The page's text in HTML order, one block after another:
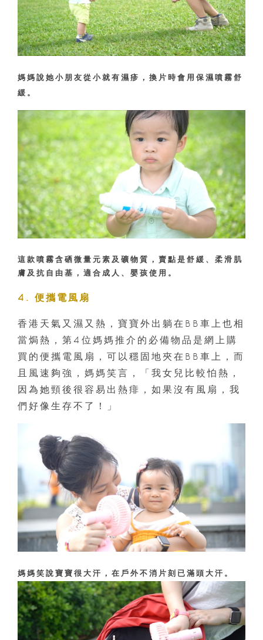
媽媽說她小朋友從小就有濕疹，換片時會用保濕噴霧舒
緩。
這款噴霧含硒微量元素及礦物質，賣點是舒緩、柔滑肌
膚及抗自由基，適合成人、嬰孩使用。
4. 便攜電風扇
香港天氣又濕又熱，寶寶外出躺在BB車上也相
當焗熱，第4位媽媽推介的必備物品是網上購
買的便攜電風扇，可以穩固地夾在BB車上，而
且風速夠強，媽媽笑言，「我女兒比較怕熱，
因為她頸後很容易出熱痱，如果沒有風扇，我
們好像生存不了！」
媽媽笑說寶寶很大汗，在戶外不消片刻已滿頭大汗。